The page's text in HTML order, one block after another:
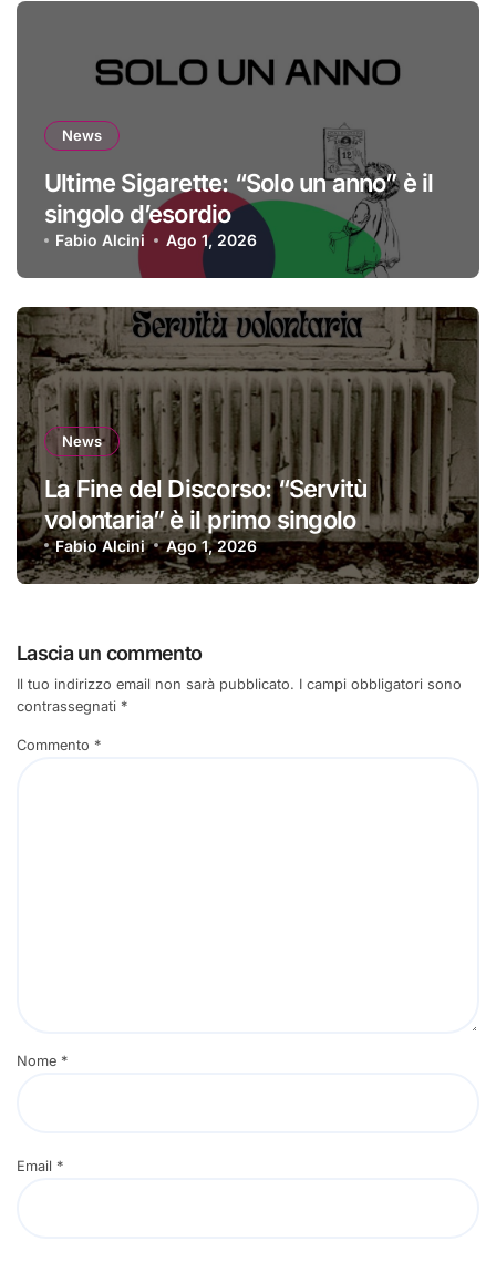
News
Ultime Sigarette: “Solo un anno” è il
singolo d’esordio
Fabio Alcini Ago 1, 2026
News
La Fine del Discorso: “Servitù
volontaria” è il primo singolo
Fabio Alcini Ago 1, 2026
Lascia un commento
Il tuo indirizzo email non sarà pubblicato. I campi obbligatori sono
contrassegnati *
Commento *
Nome *
Email *